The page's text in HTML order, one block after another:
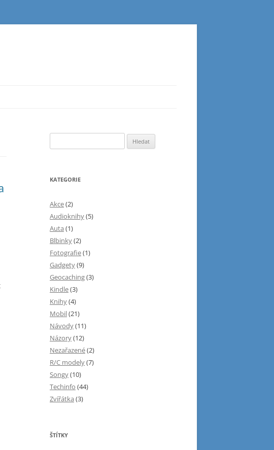
KATEGORIE
Akce(2)
Audioknihy(5)
Auta (1)
Blbinky(2)
Fotografie(1)
Gadgety(9)
Geocaching(3)
Kindle(3)
Knihy(4)
Mobil(21)
Návody(11)
Názory(12)
Nezařazené(2)
R/C modely(7)
Songy(10)
Techinfo (44)
Zvířátka (3)
ŠTÍTKY